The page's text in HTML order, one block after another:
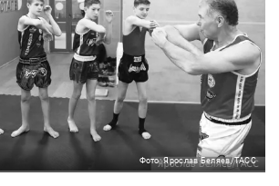
Фото: Ярослав Беляев/ТАСС